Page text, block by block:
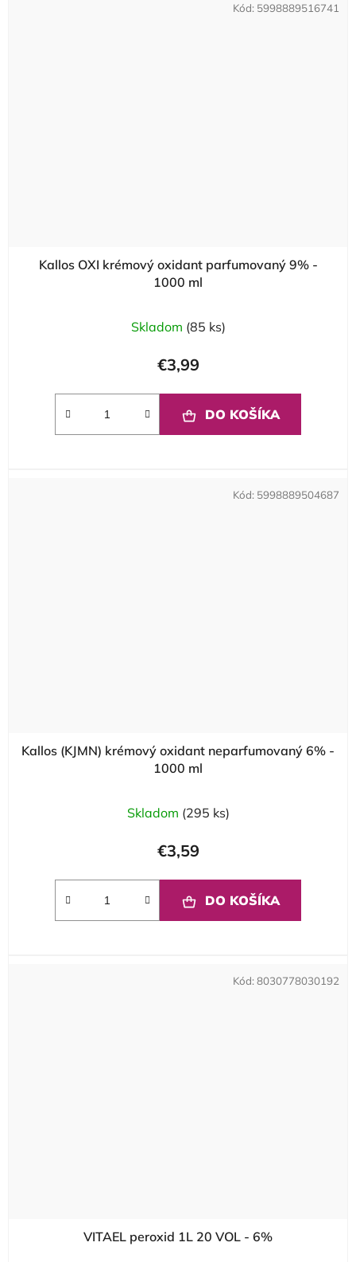
Kallos OXI krémový oxidant parfumovaný 9% -
1000 ml
Skladom (85 ks)
€3,99
DO KOŠÍKA
Kód: 5998889516741
Kallos (KJMN) krémový oxidant neparfumovaný 6% -
1000 ml
Skladom (295 ks)
€3,59
DO KOŠÍKA
Kód: 5998889504687
VITAEL peroxid 1L 20 VOL - 6%
Kód: 8030778030192